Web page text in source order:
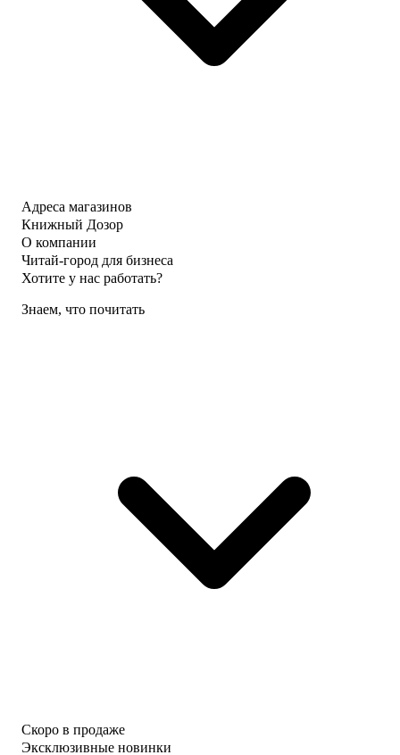
Адреса магазинов
Книжный Дозор
О компании
Читай-город для бизнеса
Хотите у нас работать?
Знаем, что почитать
Скоро в продаже
Эксклюзивные новинки